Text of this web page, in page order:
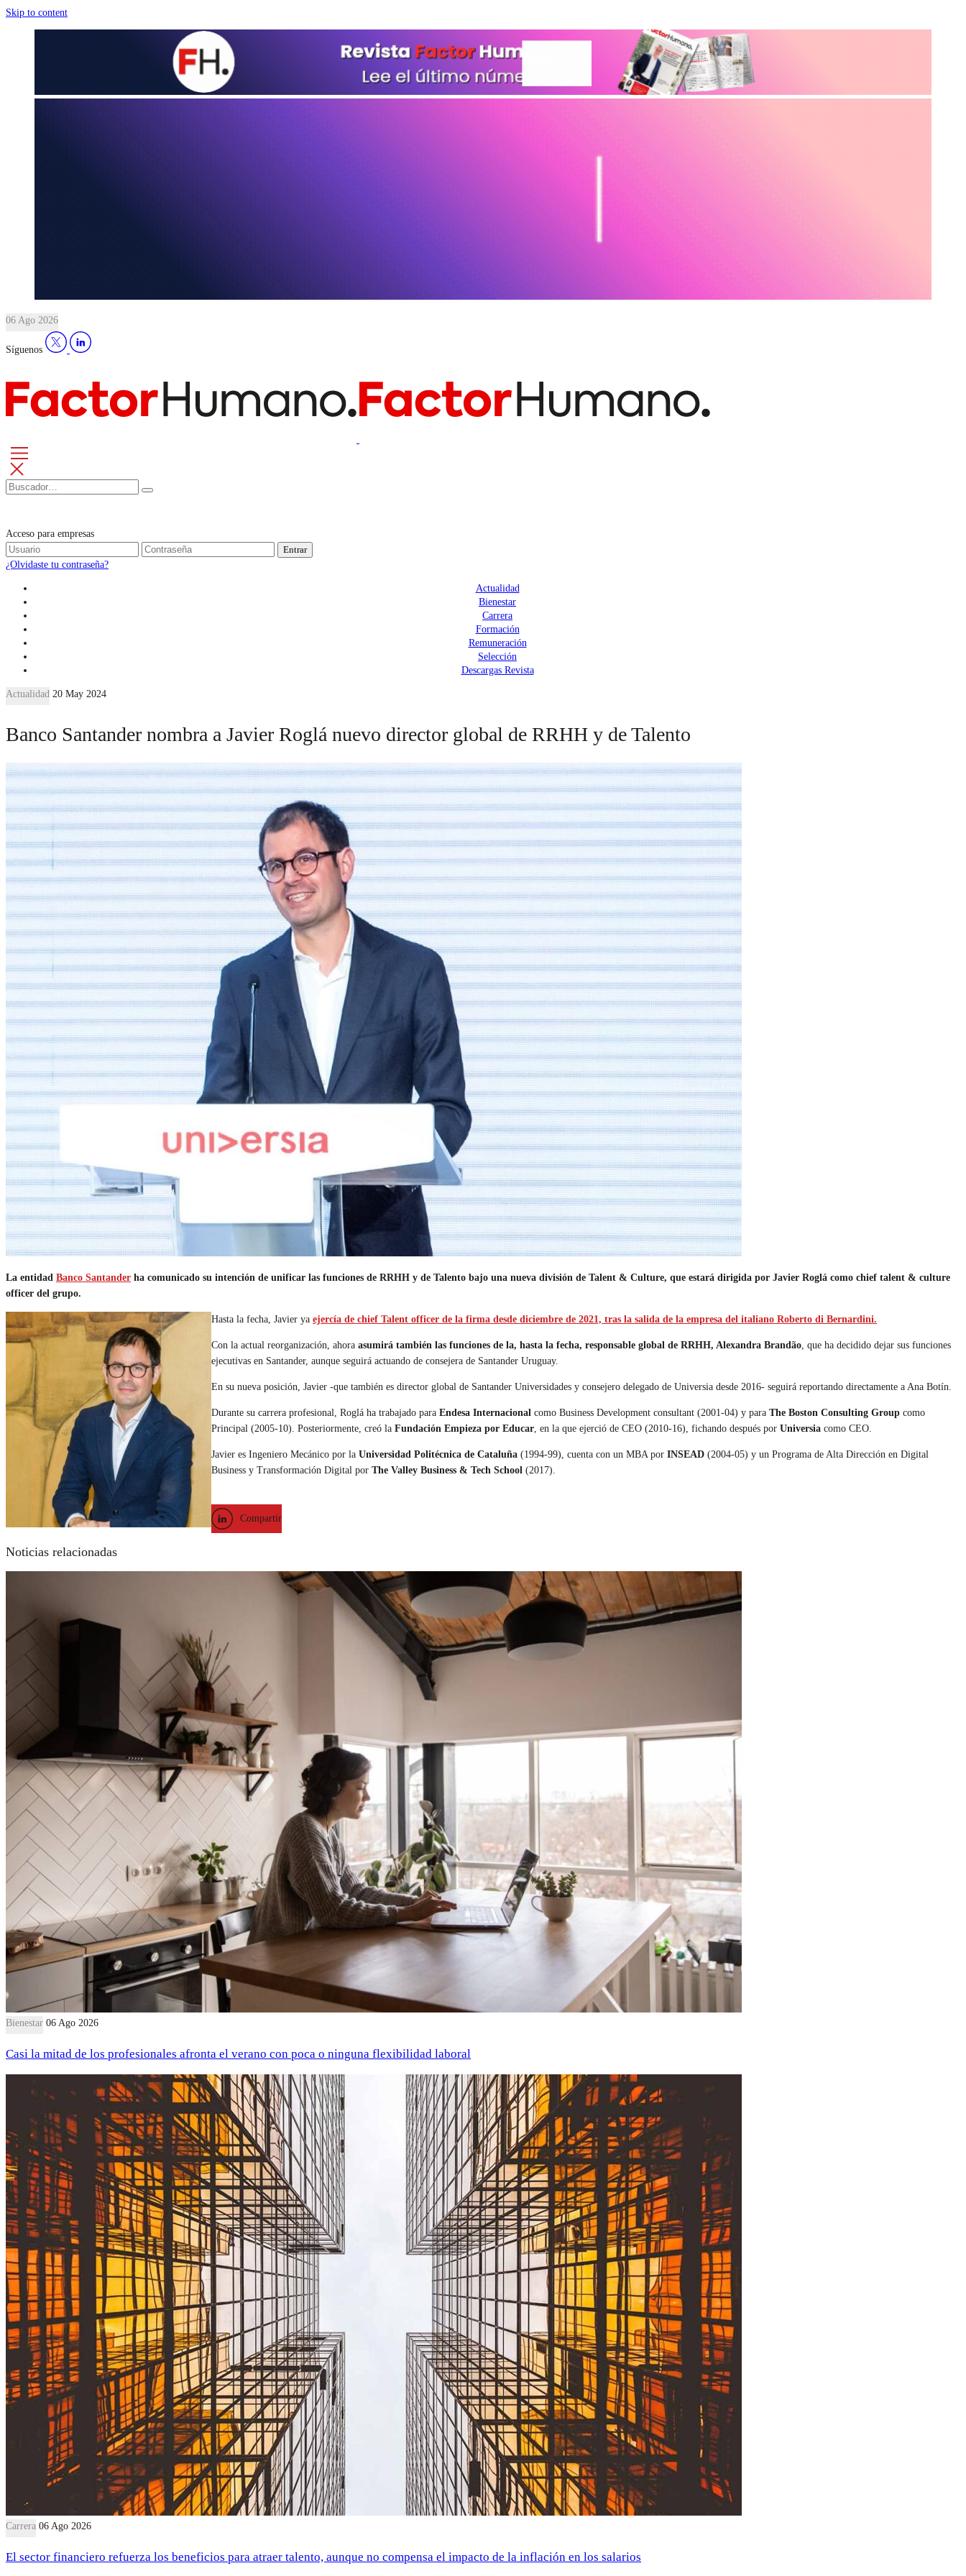
Skip to content
06 Ago 2026
Síguenos
Acceso para empresas
Entrar
¿Olvidaste tu contraseña?
Actualidad
Bienestar
Carrera
Formación
Remuneración
Selección
Descargas Revista
Actualidad 20 May 2024
Banco Santander nombra a Javier Roglá nuevo director global de RRHH y de Talento
La entidad Banco Santander ha comunicado su intención de unificar las funciones de RRHH y de Talento bajo una nueva división de Talent & Culture, que estará dirigida por Javier Roglá como chief talent & culture
officer del grupo.
Hasta la fecha, Javier ya ejercía de chief Talent officer de la firma desde diciembre de 2021, tras la salida de la empresa del italiano Roberto di Bernardini.
Con la actual reorganización, ahora asumirá también las funciones de la, hasta la fecha, responsable global de RRHH, Alexandra Brandão , que ha decidido dejar sus funciones
ejecutivas en Santander, aunque seguirá actuando de consejera de Santander Uruguay.
En su nueva posición, Javier -que también es director global de Santander Universidades y consejero delegado de Universia desde 2016- seguirá reportando directamente a Ana Botín.
Durante su carrera profesional, Roglá ha trabajado para Endesa Internacional como Business Development consultant (2001-04) y para The Boston Consulting Group como
Principal (2005-10). Posteriormente, creó la Fundación Empieza por Educar , en la que ejerció de CEO (2010-16), fichando después por Universia como CEO.
Javier es Ingeniero Mecánico por la Universidad Politécnica de Cataluña (1994-99), cuenta con un MBA por INSEAD (2004-05) y un Programa de Alta Dirección en Digital
Business y Transformación Digital por The Valley Business & Tech School (2017).
Compartir
Noticias relacionadas
Bienestar 06 Ago 2026
Casi la mitad de los profesionales afronta el verano con poca o ninguna flexibilidad laboral
Carrera 06 Ago 2026
El sector financiero refuerza los beneficios para atraer talento, aunque no compensa el impacto de la inflación en los salarios